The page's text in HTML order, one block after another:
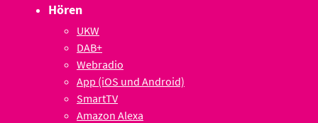
Hören
UKW
DAB+
Webradio
App (iOS und Android)
SmartTV
Amazon Alexa